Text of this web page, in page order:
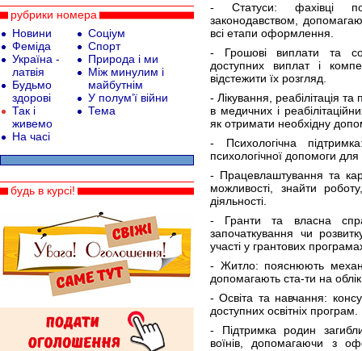
- Статуси: фахівці
законодавством,
всі етапи оформлення.
- Грошові виплати та
доступних виплат і
відстежити їх розгляд.
- Лікування, реабілітація
в медичних і
як отримати необхідну
- Психологічна
психологічної допомоги
- Працевлаштування та
можливості, знайти
діяльності.
- Гранти та власна
започаткування чи
участі у грантових
- Житло: пояснюють
допомагають ста-ти на
- Освіта та навчання:
доступних освітніх програм.
- Підтримка родин
воїнів, допомагаючи з
рубрики номера
Новини
Феміда
Україна -
латвія
Будьмо
здорові
Так і
живемо
На часі
Соціум
Спорт
Природа і ми
Між минулим і
майбутнім
У полум’ї війни
Тема
будь в курсі!